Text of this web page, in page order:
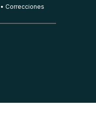
Correcciones